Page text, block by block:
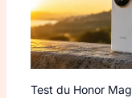
Test du Honor